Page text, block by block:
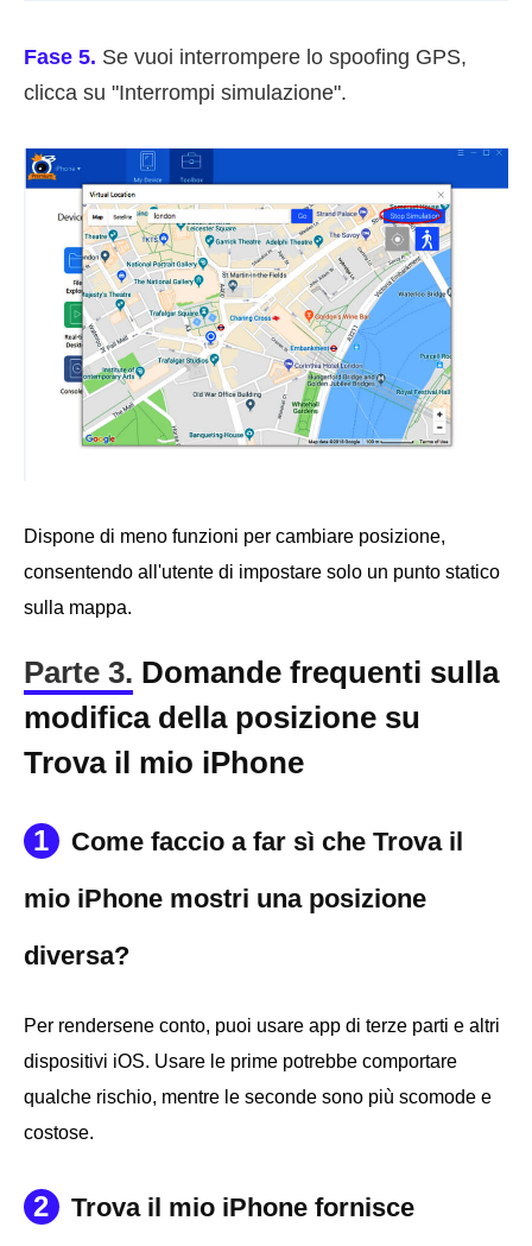
Fase 5. Se vuoi interrompere lo spoofing GPS,
clicca su "Interrompi simulazione".
Dispone di meno funzioni per cambiare posizione,
consentendo all'utente di impostare solo un punto statico
sulla mappa.
Parte 3. Domande frequenti sulla
modifica della posizione su
Trova il mio iPhone
1
Come faccio a far sì che Trova il
mio iPhone mostri una posizione
diversa?
Per rendersene conto, puoi usare app di terze parti e altri
dispositivi iOS. Usare le prime potrebbe comportare
qualche rischio, mentre le seconde sono più scomode e
costose.
2
Trova il mio iPhone fornisce